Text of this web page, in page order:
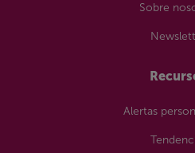
Sobre
Alertas